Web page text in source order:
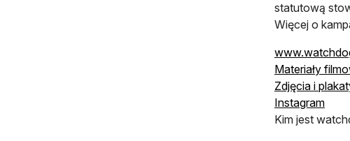
statutową
Więcej o
Materiały
Zdjęcia i
Instagram
Kim jest